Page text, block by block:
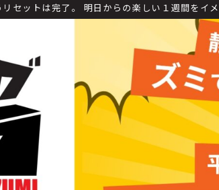
。 明日からの楽しい１週間をイメージし